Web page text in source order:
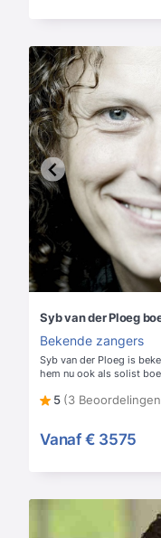
Syb van der Ploeg
Bekende zangers
Syb van der Ploeg is
hem nu ook als solist
5 (3
Vanaf € 3575